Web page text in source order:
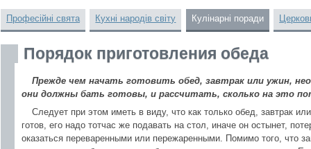
Професійні свята Кухні народів світу Кулінарні поради
Порядок приготовления обеда
Прежде чем начать готовить обед, завтрак или ужин,
они должны бать готовы, и рассчитать, сколько на это
Следует при этом иметь в виду, что как только обед, завтрак
готов, его надо тотчас же подавать на стол, иначе он остынет,
оказаться переваренными или пережаренными. Помимо того, что